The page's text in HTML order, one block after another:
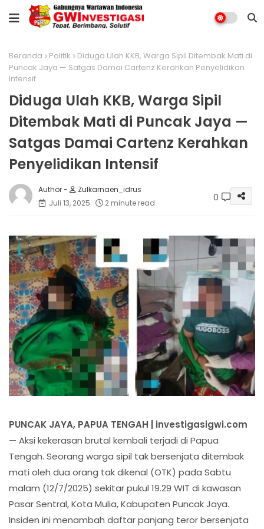
Beranda Politik
Diduga Ulah KKB, Warga Sipil Ditembak Mati di
Puncak Jaya — Satgas Damai Cartenz Kerahkan Penyelidikan
Intensif
Diduga Ulah KKB, Warga Sipil
Ditembak Mati di Puncak Jaya —
Satgas Damai Cartenz Kerahkan
Penyelidikan Intensif
Zulkarnaen_idrus
Juli 13, 2025
2 minute read 0
PUNCAK JAYA, PAPUA TENGAH | investigasigwi.com
— Aksi kekerasan brutal kembali terjadi di Papua
Tengah. Seorang warga sipil tak bersenjata ditembak
mati oleh dua orang tak dikenal (OTK) pada Sabtu
malam (12/7/2025) sekitar pukul 19.29 WIT di kawasan
Pasar Sentral, Kota Mulia, Kabupaten Puncak Jaya.
Insiden ini menambah daftar panjang teror bersenjata